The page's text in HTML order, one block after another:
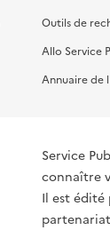
Outils de
Allo Service
Annuaire de
Service
connaître
Il est édité